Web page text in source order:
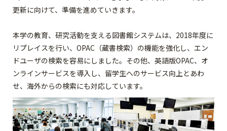
更新に向けて、準備を進めていきます。
本学の教育、研究活動を支える図書館システムは、2018年度に
リプレイスを行い、OPAC（蔵書検索）の機能を強化し、エン
ドユーザの検索を容易にしました。その他、英語版OPAC、オ
ンラインサービスを導入し、留学生へのサービス向上とあわ
せ、海外からの検索にも対応しています。